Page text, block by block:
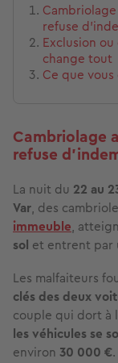
refuse
Exclusion
change tout
Ce que
Cambriolage
refuse
La nuit du 22 au
Var, des
immeuble,
sol et entrent par
Les malfaiteurs
clés des deux
couple qui dort à
les véhicules se
environ 30 000 €.